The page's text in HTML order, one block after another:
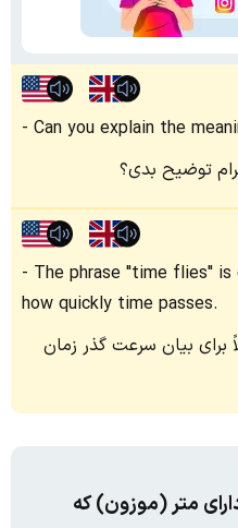
Can you explain the
توضیح بدی؟
The phrase "time flies"
how quickly time passes.
برای بیان سرعت گذر زمان
متر (موزون) که